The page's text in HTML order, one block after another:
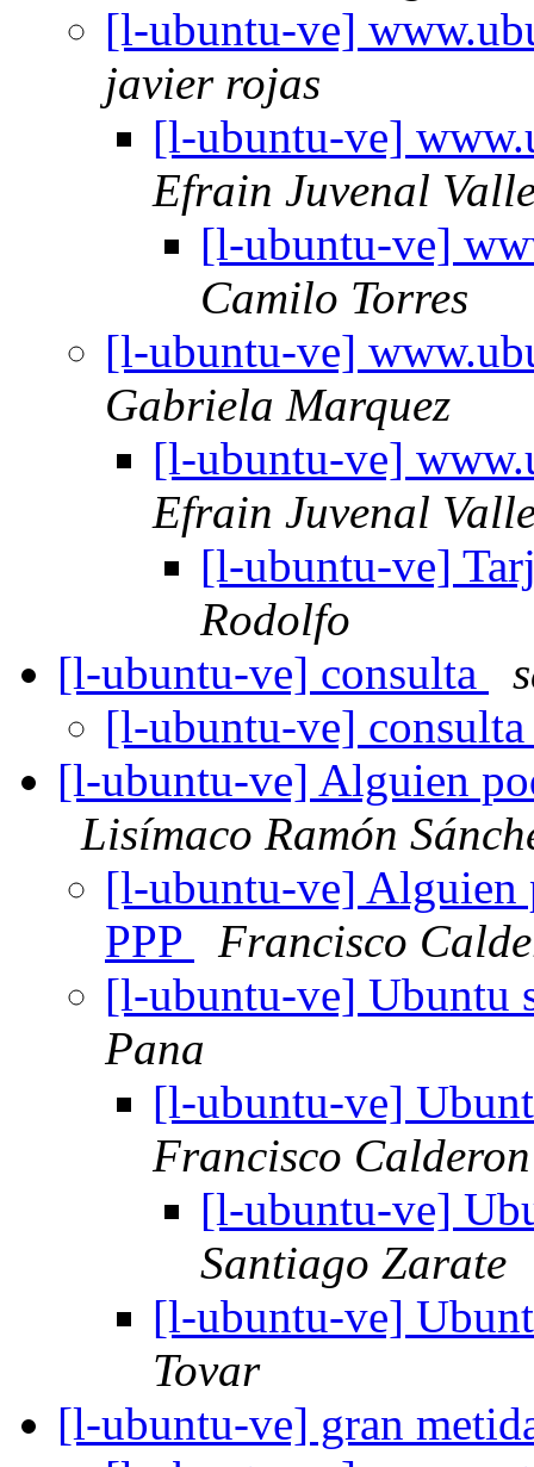
[l-ubuntu-ve]
javier rojas
[l-ubuntu-ve]
Efrain Juvenal
[l-ubuntu-ve]
Camilo Torres
[l-ubuntu-ve]
Gabriela Marquez
[l-ubuntu-ve]
Efrain Juvenal
[l-ubuntu-ve]
Rodolfo
[l-ubuntu-ve] consulta
[l-ubuntu-ve]
[l-ubuntu-ve] Alguien
Lisímaco Ramón
[l-ubuntu-ve] Alguien
PPP
Francisco
[l-ubuntu-ve] Ubuntu
Pana
[l-ubuntu-ve]
Francisco Calderon
[l-ubuntu-ve]
Santiago Zarate
[l-ubuntu-ve]
Tovar
[l-ubuntu-ve] gran